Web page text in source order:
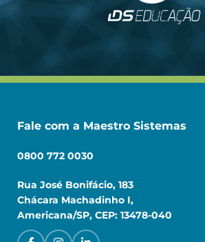
Fale com a Maestro Sistemas
0800 772 0030
Rua José Bonifácio, 183
Chácara Machadinho I,
Americana/SP, CEP: 13478-040